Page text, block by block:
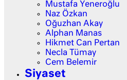
Mustafa Yeneroğlu
Naz Özkan
Oğuzhan Akay
Alphan Manas
Hikmet Can Pertan
Necla Tümay
Cem Belemir
Siyaset